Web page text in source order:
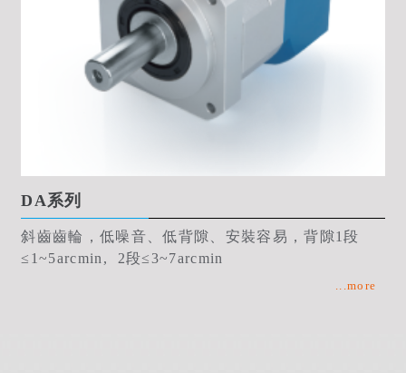
DA系列
斜齒齒輪，低噪音、低背隙、安裝容易，背隙1段
≤1~5arcmin, 2段≤3~7arcmin
...more